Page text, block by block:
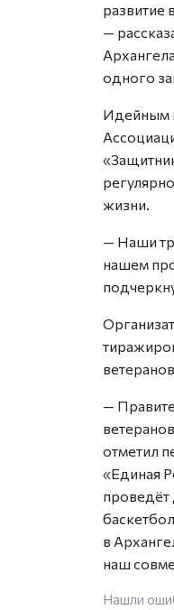
развитие
—
одного
Идейным
жизни.
— Наши
нашем
—
отметил
«Единая
проведёт
в
наш
Нашли